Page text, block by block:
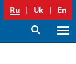
Ru Uk En